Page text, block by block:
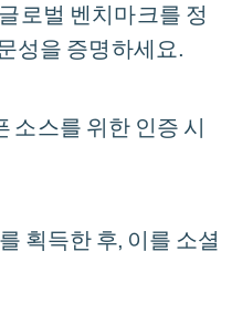
로벌 벤치마크를 정
성을 증명하세요.
소스를 위한 인증 시
획득한 후, 이를 소셜